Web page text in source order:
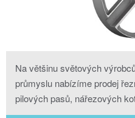
Na většinu světových
průmyslu nabízíme prodej
pilových pasů, nářezových